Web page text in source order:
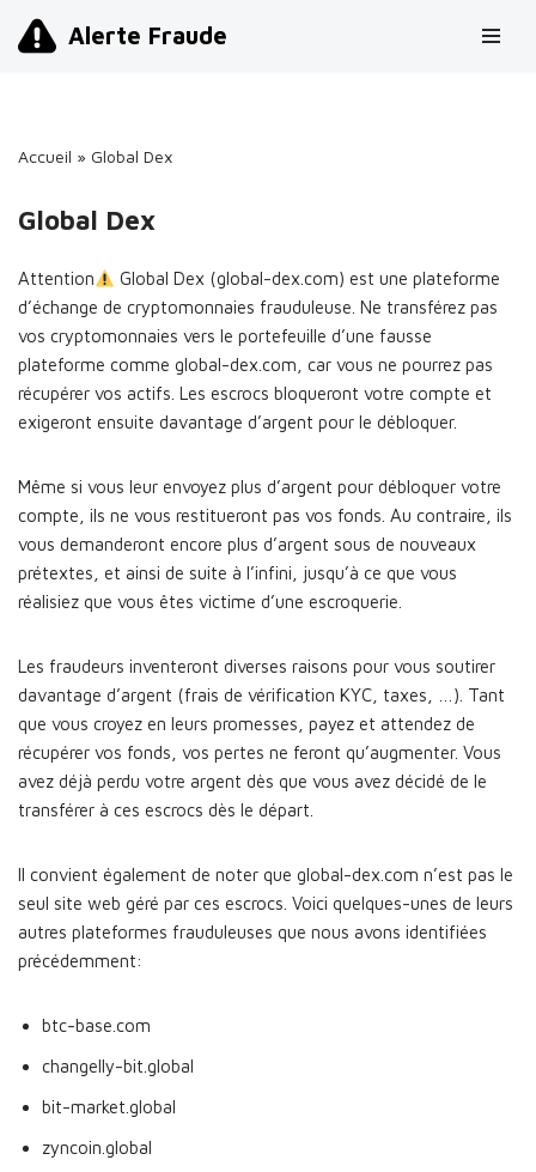
Alerte Fraude
Accueil » Global Dex
Global Dex
Attention
Global Dex (global-dex.com) est une plateforme
d’échange de cryptomonnaies frauduleuse. Ne transférez pas
vos cryptomonnaies vers le portefeuille d’une fausse
plateforme comme global-dex.com, car vous ne pourrez pas
récupérer vos actifs. Les escrocs bloqueront votre compte et
exigeront ensuite davantage d’argent pour le débloquer.
Même si vous leur envoyez plus d’argent pour débloquer votre
compte, ils ne vous restitueront pas vos fonds. Au contraire, ils
vous demanderont encore plus d’argent sous de nouveaux
prétextes, et ainsi de suite à l’infini, jusqu’à ce que vous
réalisiez que vous êtes victime d’une escroquerie.
Les fraudeurs inventeront diverses raisons pour vous soutirer
davantage d’argent (frais de vérification KYC, taxes, …). Tant
que vous croyez en leurs promesses, payez et attendez de
récupérer vos fonds, vos pertes ne feront qu’augmenter. Vous
avez déjà perdu votre argent dès que vous avez décidé de le
transférer à ces escrocs dès le départ.
Il convient également de noter que global-dex.com n’est pas le
seul site web géré par ces escrocs. Voici quelques-unes de leurs
autres plateformes frauduleuses que nous avons identifiées
précédemment:
btc-base.com
changelly-bit.global
bit-market.global
zyncoin.global